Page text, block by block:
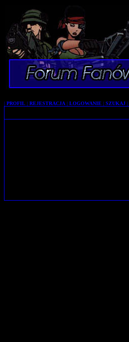
| PROFIL | REJESTRACJA | LOGOWANIE | SZUKAJ |